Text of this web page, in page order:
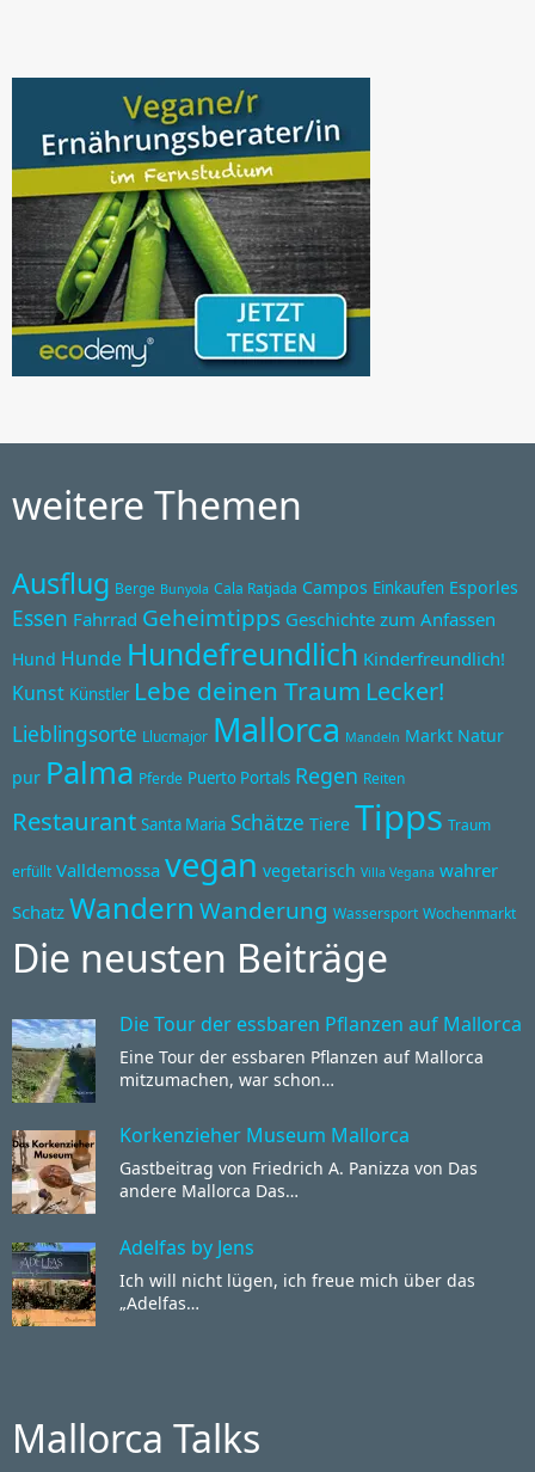
weitere Themen
Ausflug Berge Bunyola Cala Ratjada Campos Einkaufen Esporles
Essen Fahrrad Geheimtipps Geschichte zum Anfassen
Hund Hunde Hundefreundlich Kinderfreundlich!
Kunst Künstler Lebe deinen Traum Lecker!
Lieblingsorte Llucmajor Mallorca Mandeln Markt Natur
pur Palma Pferde Puerto Portals Regen Reiten
Restaurant Santa Maria Schätze Tiere Tipps Traum
erfüllt Valldemossa vegan vegetarisch Villa Vegana wahrer
Schatz Wandern Wanderung Wassersport Wochenmarkt
Die neusten Beiträge
Die Tour der essbaren Pflanzen auf Mallorca
Eine Tour der essbaren Pflanzen auf Mallorca
mitzumachen, war schon…
Korkenzieher Museum Mallorca
Gastbeitrag von Friedrich A. Panizza von Das
andere Mallorca Das…
Adelfas by Jens
Ich will nicht lügen, ich freue mich über das
„Adelfas…
Mallorca Talks